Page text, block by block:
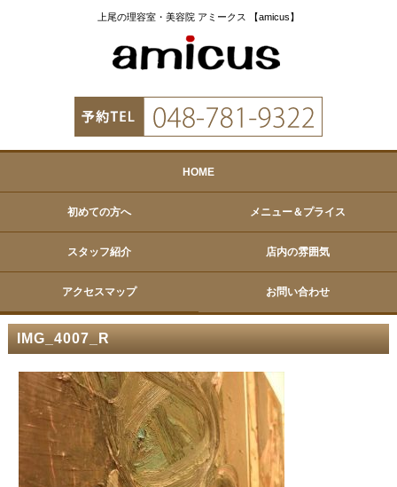
上尾の理容室・美容院 アミークス 【amicus】
HOME
初めての方へ メニュー＆プライス
スタッフ紹介 店内の雰囲気
アクセスマップ お問い合わせ
IMG_4007_R